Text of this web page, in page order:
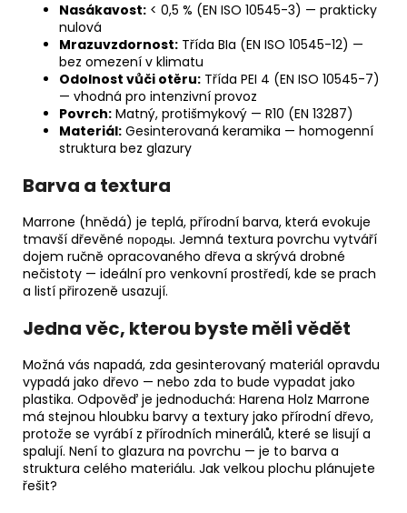
Nasákavost: < 0,5 % (EN ISO 10545-3) — prakticky
nulová
Mrazuvzdornost: Třída BIa (EN ISO 10545-12) —
bez omezení v klimatu
Odolnost vůči otěru: Třída PEI 4 (EN ISO 10545-7)
— vhodná pro intenzivní provoz
Povrch: Matný, protišmykový — R10 (EN 13287)
Materiál: Gesinterovaná keramika — homogenní
struktura bez glazury
Barva a textura
Marrone (hnědá) je teplá, přírodní barva, která evokuje
tmavší dřevěné породы. Jemná textura povrchu vytváří
dojem ručně opracovaného dřeva a skrývá drobné
nečistoty — ideální pro venkovní prostředí, kde se prach
a listí přirozeně usazují.
Jedna věc, kterou byste měli vědět
Možná vás napadá, zda gesinterovaný materiál opravdu
vypadá jako dřevo — nebo zda to bude vypadat jako
plastika. Odpověď je jednoduchá: Harena Holz Marrone
má stejnou hloubku barvy a textury jako přírodní dřevo,
protože se vyrábí z přírodních minerálů, které se lisují a
spalují. Není to glazura na povrchu — je to barva a
struktura celého materiálu. Jak velkou plochu plánujete
řešit?